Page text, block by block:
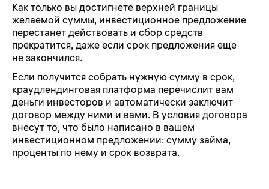
Как только вы достигнете верхней границы
желаемой суммы, инвестиционное предложение
перестанет действовать и сбор средств
прекратится, даже если срок предложения еще
не закончился.
Если получится собрать нужную сумму в срок,
краудлендинговая платформа перечислит вам
деньги инвесторов и автоматически заключит
договор между ними и вами. В условия договора
внесут то, что было написано в вашем
инвестиционном предложении: сумму займа,
проценты по нему и срок возврата.